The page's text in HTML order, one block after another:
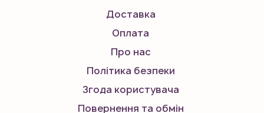
Доставка
Оплата
Про нас
Політика безпеки
Згода користувача
Повернення та обмін